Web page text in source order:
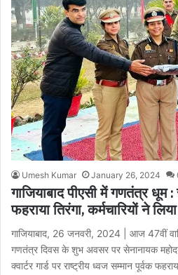
Umesh Kumar January 26, 2024
गाजियाबाद पीएसी में गणतंत्र धूम
फहराया तिरंगा, कर्मचारियों ने
गाजियाबाद, 26 जनवरी, 2024 | आज 47वीं
गणतंत्र दिवस के शुभ अवसर पर सेनानायक महोदया
क्वार्टर गार्ड पर राष्ट्रीय ध्वज सम्मान पूर्वक